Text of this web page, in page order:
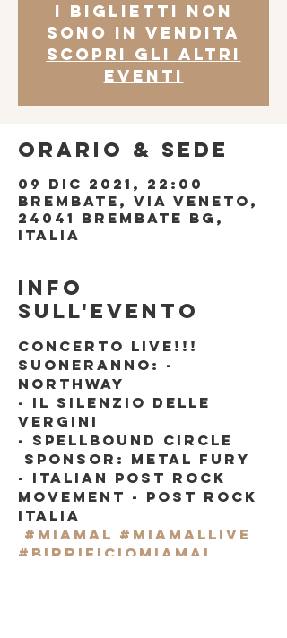
I biglietti non
sono in vendita
Scopri gli altri
eventi
Orario & Sede
09 dic 2021, 22:00
Brembate, Via Veneto,
24041 Brembate BG,
Italia
Info
sull'evento
CONCERTO LIVE!!!
SUONERANNO: -
Northway
- IL Silenzio DELLE
Vergini
- Spellbound Circle
Sponsor: Metal fury
- Italian post rock
movement - Post rock
italia
#miamal #miamallive
#birrificiomiamal